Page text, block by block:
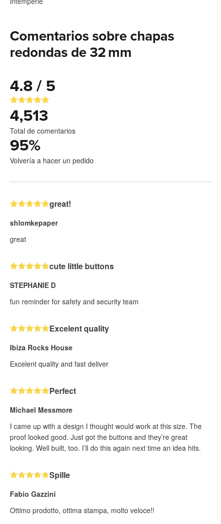
Comentarios sobre chapas
redondas de 32 mm
4.8 / 5
4,513
Total de comentarios
95%
Volvería a hacer un pedido
great!
shlomkepaper
great
cute little buttons
STEPHANIE D
fun reminder for safety and security team
Excelent quality
Ibiza Rocks House
Excelent quality and fast deliver
Perfect
Michael Messmore
I came up with a design I thought would work at this size. The
proof looked good. Just got the buttons and they’re great
looking. Well built, too. I’ll do this again next time an idea hits.
Spille
Fabio Gazzini
Ottimo prodotto, ottima stampa, molto veloce!!